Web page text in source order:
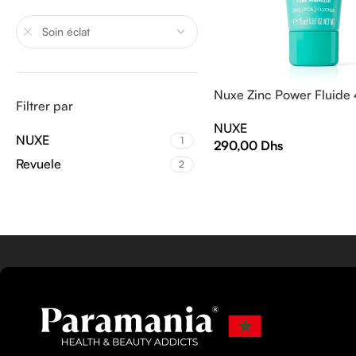
Soin éclat
Filtrer par
NUXE 1
Revuele 2
Nuxe Zinc Power Fluide
NUXE
290,00 Dhs